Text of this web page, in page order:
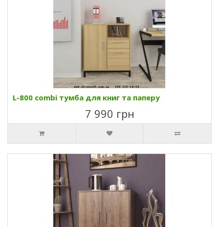
L-800 combi тумба для книг та паперу
7 990 грн